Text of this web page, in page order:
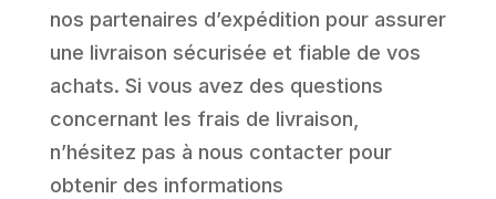
nos partenaires d’expédition pour assurer
une livraison sécurisée et fiable de vos
achats. Si vous avez des questions
concernant les frais de livraison,
n’hésitez pas à nous contacter pour
obtenir des informations